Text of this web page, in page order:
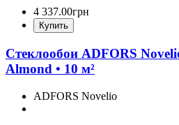
4 337.00грн
Купить
Стеклообои ADFORS
Almond • 10 м²
ADFORS Novelio